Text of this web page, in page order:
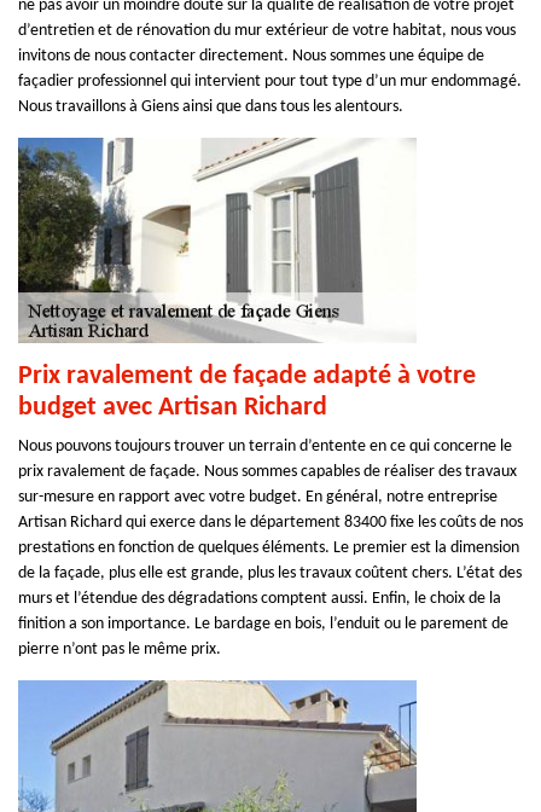
ne pas avoir un moindre doute sur la qualité de réalisation de votre projet
d’entretien et de rénovation du mur extérieur de votre habitat, nous vous
invitons de nous contacter directement. Nous sommes une équipe de
façadier professionnel qui intervient pour tout type d’un mur endommagé.
Nous travaillons à Giens ainsi que dans tous les alentours.
Prix ravalement de façade adapté à votre
budget avec Artisan Richard
Nous pouvons toujours trouver un terrain d’entente en ce qui concerne le
prix ravalement de façade. Nous sommes capables de réaliser des travaux
sur-mesure en rapport avec votre budget. En général, notre entreprise
Artisan Richard qui exerce dans le département 83400 fixe les coûts de nos
prestations en fonction de quelques éléments. Le premier est la dimension
de la façade, plus elle est grande, plus les travaux coûtent chers. L’état des
murs et l’étendue des dégradations comptent aussi. Enfin, le choix de la
finition a son importance. Le bardage en bois, l’enduit ou le parement de
pierre n’ont pas le même prix.